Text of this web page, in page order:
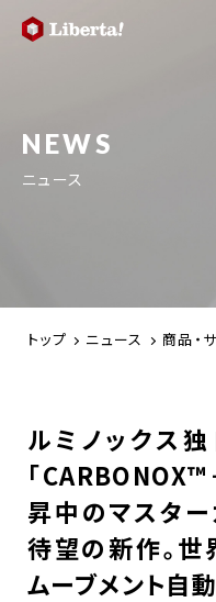
NEWS
ニュース
トップ ニュース 商品・
ルミノックス
「
昇中のマスタ
待望の新作。
ムーブメント自